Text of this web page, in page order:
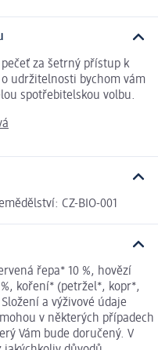
za šetrný přístup k
udržitelnosti bychom vám
spotřebitelskou volbu.
CZ-BIO-001
řepa* 10 %, hovězí
koření* (petržel*, kopr*,
a výživové údaje
v některých případech
Vám bude doručený. V